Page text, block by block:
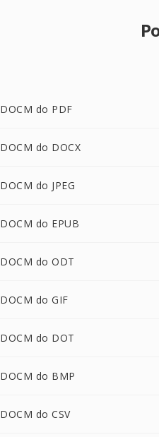
DOCM do PDF
DOCM do DOCX
DOCM do JPEG
DOCM do EPUB
DOCM do ODT
DOCM do GIF
DOCM do DOT
DOCM do BMP
DOCM do CSV